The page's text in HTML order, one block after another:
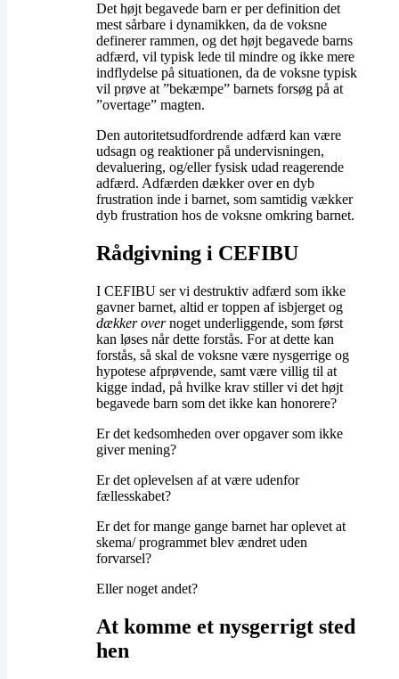
Det højt begavede barn er per definition det
mest sårbare i dynamikken, da de voksne
definerer rammen, og det højt begavede barns
adfærd, vil typisk lede til mindre og ikke mere
indflydelse på situationen, da de voksne typisk
vil prøve at ”bekæmpe” barnets forsøg på at
”overtage” magten.​
Den autoritetsudfordrende adfærd kan være
udsagn og reaktioner på undervisningen,
devaluering, og/eller fysisk udad reagerende
adfærd. Adfærden dækker over en dyb
frustration inde i barnet, som samtidig vækker
dyb frustration hos de voksne omkring barnet.
Rådgivning i CEFIBU
I CEFIBU ser vi destruktiv adfærd som ikke
gavner barnet, altid er toppen af isbjerget og
dækker overnoget underliggende, som først
kan løses når dette forstås. For at dette kan
forstås, så skal de voksne være nysgerrige og
hypotese afprøvende, samt være villig til at
kigge indad, på hvilke krav stiller vi det højt
begavede barn som det ikke kan honorere?​
Er det kedsomheden over opgaver som ikke
giver mening?
Er det oplevelsen af at være udenfor
fællesskabet?
Er det for mange gange barnet har oplevet at
skema/ programmet blev ændret uden
forvarsel?
Eller noget andet?
At komme et nysgerrigt sted
hen